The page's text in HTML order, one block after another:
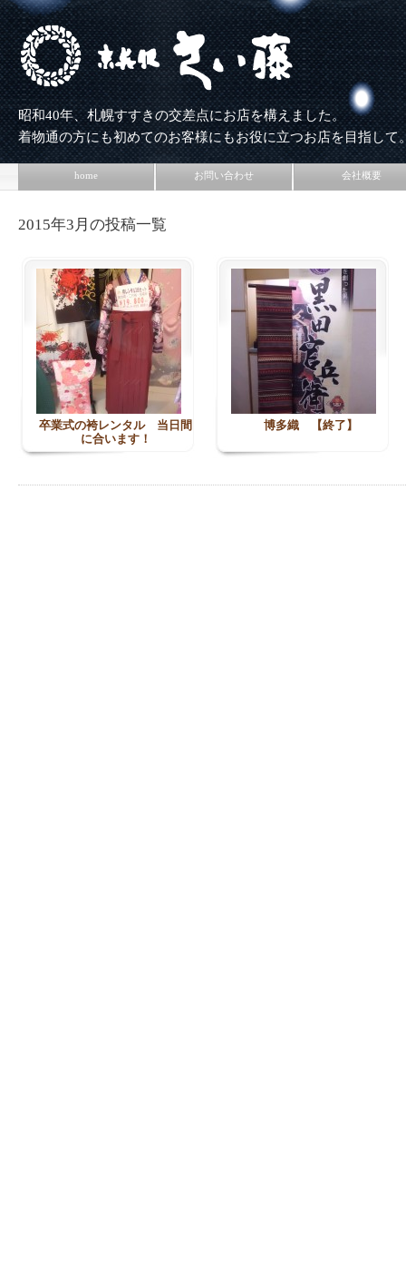
昭和40年、札幌すすきの交差点にお店を構えました。
着物通の方にも初めてのお客様にもお役に立つお店を目指して
home お問い合わせ 会社概要
2015年3月の投稿一覧
卒業式の袴レンタル 当日間
に合います！
博多織 【終了】